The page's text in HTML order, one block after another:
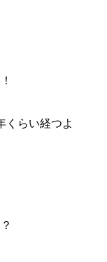
くらい経つよ